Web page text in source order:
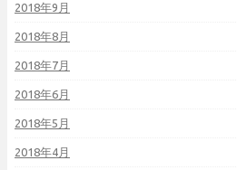
2018年9月
2018年8月
2018年7月
2018年6月
2018年5月
2018年4月